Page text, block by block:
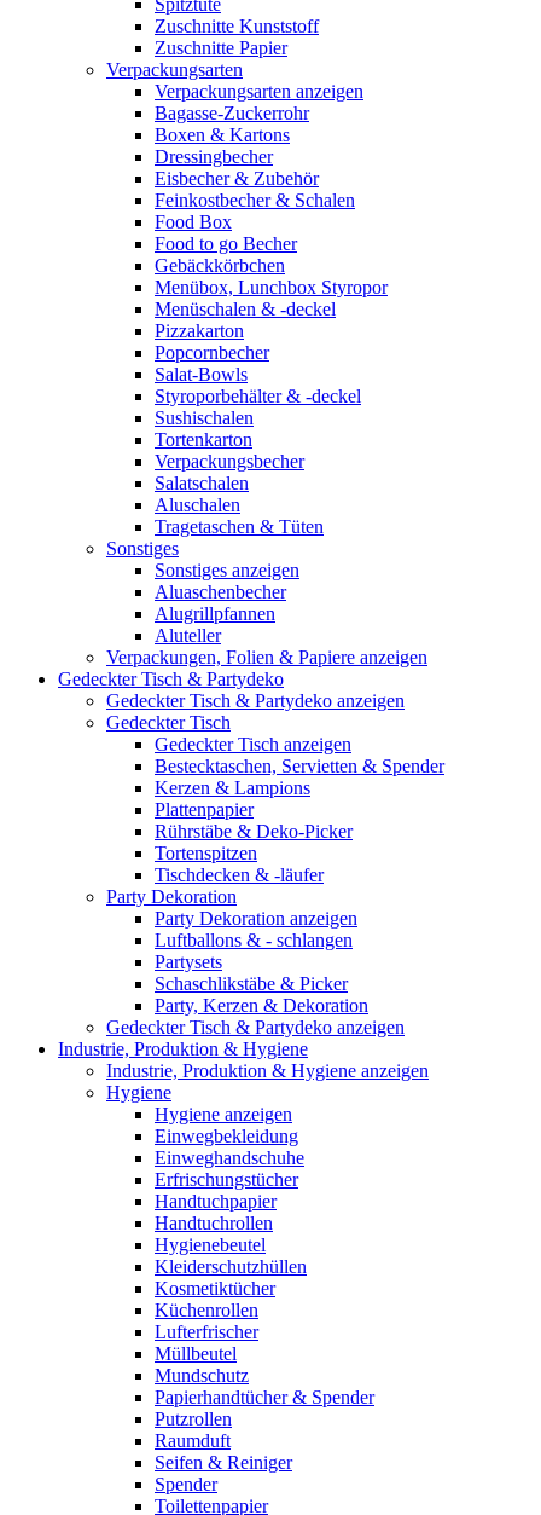
Spitztüte
Zuschnitte Kunststoff
Zuschnitte Papier
Verpackungsarten
Verpackungsarten anzeigen
Bagasse-Zuckerrohr
Boxen & Kartons
Dressingbecher
Eisbecher & Zubehör
Feinkostbecher & Schalen
Food Box
Food to go Becher
Gebäckkörbchen
Menübox, Lunchbox Styropor
Menüschalen & -deckel
Pizzakarton
Popcornbecher
Salat-Bowls
Styroporbehälter & -deckel
Sushischalen
Tortenkarton
Verpackungsbecher
Salatschalen
Aluschalen
Tragetaschen & Tüten
Sonstiges
Sonstiges anzeigen
Aluaschenbecher
Alugrillpfannen
Aluteller
Verpackungen, Folien & Papiere anzeigen
Gedeckter Tisch & Partydeko
Gedeckter Tisch & Partydeko anzeigen
Gedeckter Tisch
Gedeckter Tisch anzeigen
Bestecktaschen, Servietten & Spender
Kerzen & Lampions
Plattenpapier
Rührstäbe & Deko-Picker
Tortenspitzen
Tischdecken & -läufer
Party Dekoration
Party Dekoration anzeigen
Luftballons & - schlangen
Partysets
Schaschlikstäbe & Picker
Party, Kerzen & Dekoration
Gedeckter Tisch & Partydeko anzeigen
Industrie, Produktion & Hygiene
Industrie, Produktion & Hygiene anzeigen
Hygiene
Hygiene anzeigen
Einwegbekleidung
Einweghandschuhe
Erfrischungstücher
Handtuchpapier
Handtuchrollen
Hygienebeutel
Kleiderschutzhüllen
Kosmetiktücher
Küchenrollen
Lufterfrischer
Müllbeutel
Mundschutz
Papierhandtücher & Spender
Putzrollen
Raumduft
Seifen & Reiniger
Spender
Toilettenpapier